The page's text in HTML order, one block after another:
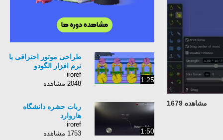
مشاهده 1679
1:25
طراحی موتور احتراقی با
نرم افزار الگودو
iroref
2048 مشاهده
1:50
ربات حشره دانشگاه
هاروارد
iroref
1753 مشاهده